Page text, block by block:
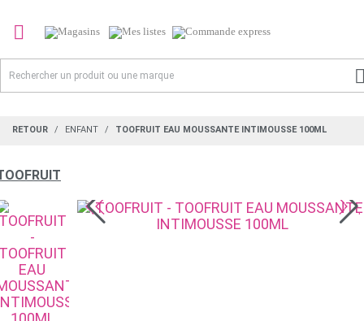

RETOUR ENFANT TOOFRUIT EAU MOUSSANTE INTIMOUSSE 100ML